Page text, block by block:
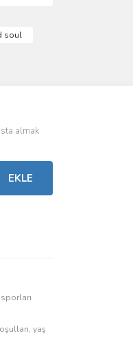
soul
almak
EKLE
yaş